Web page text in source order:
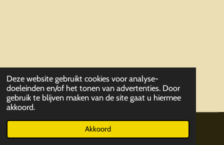
Deze website gebruikt cookies voor analyse-
doeleinden en/of het tonen van advertenties. Door
gebruik te blijven maken van de site gaat u hiermee
akkoord.
Akkoord
© 2019 - 2026 ParaCommandoVriendenkringLeuven